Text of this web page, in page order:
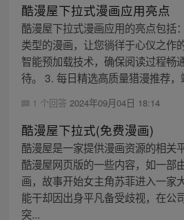
酷漫屋下拉式漫画应用亮点
酷漫屋下拉式漫画应用的亮点包括
类型的漫画，让您徜徉于心仪之作
智能预加载技术，确保阅读过程畅
待。 3. 每日精选高质量猎漫推荐，
1 个回答 2024年09月04日 18:14
酷漫屋下拉式(免费漫画)
酷漫屋是一家提供漫画资源的相关
酷漫屋网页版的一些内容，如一部
画，故事开始女主角苏菲进入一家
能干却因出身平凡备受歧视，在公
突...